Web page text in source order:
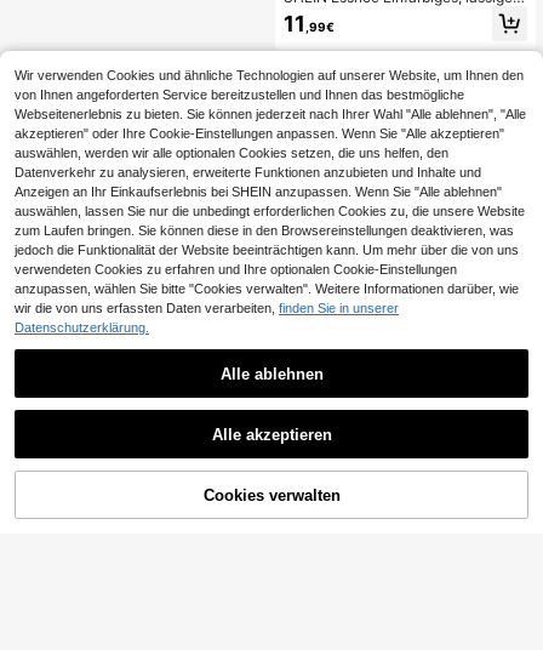
Drop Shoulder T-Shirt mit Seitensc
hlitzen für den Sommer
11 ,99€
JETZT EINKAUFEN
Wir verwenden Cookies und ähnliche Technologien auf unserer Website, um Ihnen den
von Ihnen angeforderten Service bereitzustellen und Ihnen das bestmögliche
Webseitenerlebnis zu bieten. Sie können jederzeit nach Ihrer Wahl "Alle ablehnen", "Alle
akzeptieren" oder Ihre Cookie-Einstellungen anpassen. Wenn Sie "Alle akzeptieren"
auswählen, werden wir alle optionalen Cookies setzen, die uns helfen, den
Datenverkehr zu analysieren, erweiterte Funktionen anzubieten und Inhalte und
Anzeigen an Ihr Einkaufserlebnis bei SHEIN anzupassen. Wenn Sie "Alle ablehnen"
auswählen, lassen Sie nur die unbedingt erforderlichen Cookies zu, die unsere Website
zum Laufen bringen. Sie können diese in den Browsereinstellungen deaktivieren, was
jedoch die Funktionalität der Website beeinträchtigen kann. Um mehr über die von uns
verwendeten Cookies zu erfahren und Ihre optionalen Cookie-Einstellungen
anzupassen, wählen Sie bitte "Cookies verwalten". Weitere Informationen darüber, wie
wir die von uns erfassten Daten verarbeiten, finden Sie in unserer
Datenschutzerklärung.
Alle ablehnen
Alle akzeptieren
Cookies verwalten